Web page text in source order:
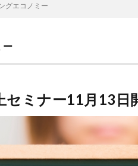
グエコノミー
ー
セミナー11月13日